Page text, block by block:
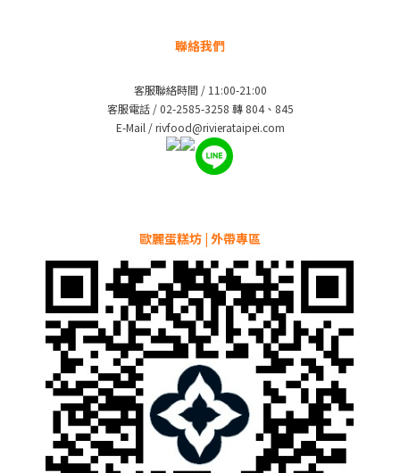
聯絡我們
客服聯絡時間 / 11:00-21:00
客服電話 / 02-2585-3258 轉 804、845
E-Mail / rivfood@rivierataipei.com
歐麗蛋糕坊 | 外帶專區